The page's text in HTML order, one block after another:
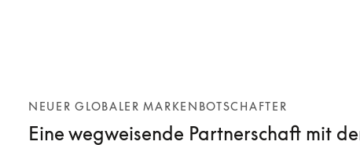
NEUER GLOBALER MARKENBOTSCHAFTER
Eine wegweisende Partnerschaft mit